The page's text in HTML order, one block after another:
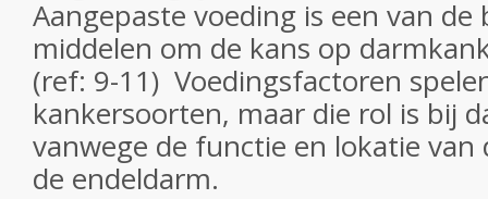
Aangepaste voeding is een van de
middelen om de kans op
(ref: 9-11) Voedingsfactoren
kankersoorten, maar die rol is bij
vanwege de functie en lokatie van
de endeldarm.